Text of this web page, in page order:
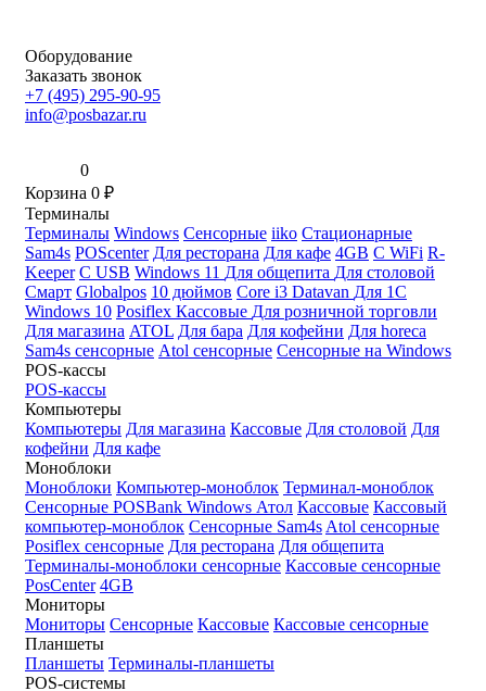
Оборудование
Заказать звонок
+7 (495) 295-90-95
info@posbazar.ru
0
Корзина 0 ₽
Терминалы
Терминалы Windows Сенсорные iiko Стационарные
Sam4s POScenter Для ресторана Для кафе 4GB С WiFi R-
Keeper С USB Windows 11 Для общепита Для столовой
Смарт Globalpos 10 дюймов Core i3 Datavan Для 1С
Windows 10 Posiflex Кассовые Для розничной торговли
Для магазина ATOL Для бара Для кофейни Для horeca
Sam4s сенсорные Atol сенсорные Сенсорные на Windows
POS-кассы
POS-кассы
Компьютеры
Компьютеры Для магазина Кассовые Для столовой Для
кофейни Для кафе
Моноблоки
Моноблоки Компьютер-моноблок Терминал-моноблок
Сенсорные POSBank Windows Атол Кассовые Кассовый
компьютер-моноблок Сенсорные Sam4s Atol сенсорные
Posiflex сенсорные Для ресторана Для общепита
Терминалы-моноблоки сенсорные Кассовые сенсорные
PosCenter 4GB
Мониторы
Мониторы Сенсорные Кассовые Кассовые сенсорные
Планшеты
Планшеты Терминалы-планшеты
POS-системы